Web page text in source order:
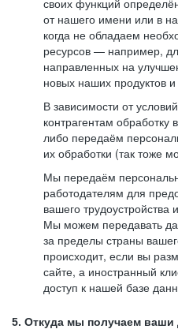
своих функций
от нашего имени или в
когда не обладаем
ресурсов — например,
направленных на
новых наших продуктов и
В зависимости от
контрагентам
либо передаём
их обработки (так тоже
Мы передаём
работодателям для
вашего трудоустройства
Мы можем передавать
за пределы страны
происходит, если вы
сайте, а иностранный
доступ к нашей базе
5. Откуда мы получаем ваши